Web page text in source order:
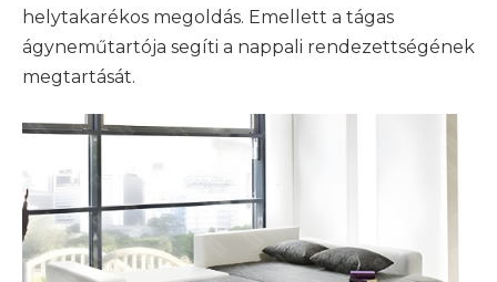
helytakarékos megoldás. Emellett a tágas
ágyneműtartója segíti a nappali rendezettségének
megtartását.